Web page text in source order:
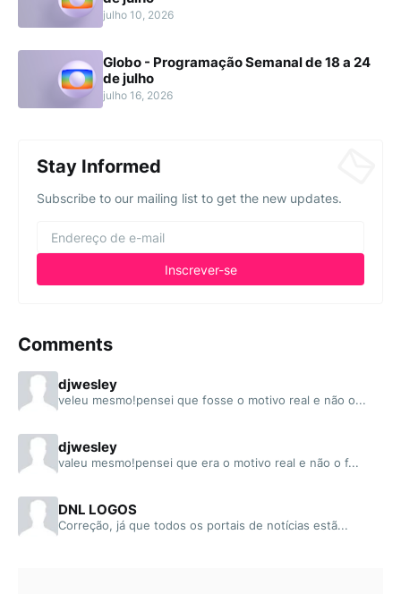
julho 10, 2026
Globo - Programação Semanal de 18 a 24
de julho
julho 16, 2026
Stay Informed
Subscribe to our mailing list to get the new updates.
Comments
djwesley
veleu mesmo!pensei que fosse o motivo real e não o...
djwesley
valeu mesmo!pensei que era o motivo real e não o f...
DNL LOGOS
Correção, já que todos os portais de notícias estã...